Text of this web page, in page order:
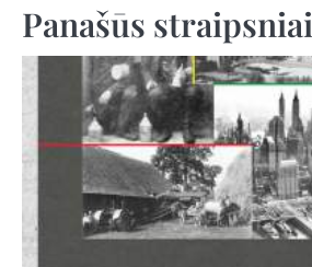
Panašūs straipsniai